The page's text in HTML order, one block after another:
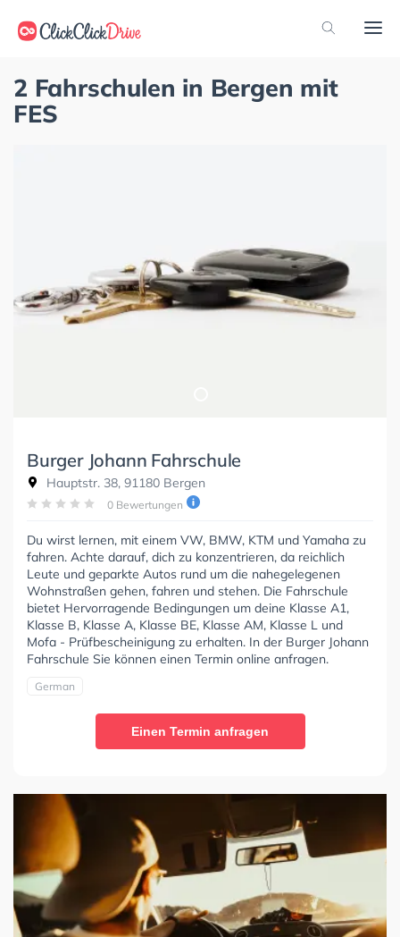
2 Fahrschulen in Bergen mit
FES
Burger Johann Fahrschule
Hauptstr. 38, 91180 Bergen
0 Bewertungen
Du wirst lernen, mit einem VW, BMW, KTM und Yamaha zu
fahren. Achte darauf, dich zu konzentrieren, da reichlich
Leute und geparkte Autos rund um die nahegelegenen
Wohnstraßen gehen, fahren und stehen. Die Fahrschule
bietet Hervorragende Bedingungen um deine Klasse A1,
Klasse B, Klasse A, Klasse BE, Klasse AM, Klasse L und
Mofa - Prüfbescheinigung zu erhalten. In der Burger Johann
Fahrschule Sie können einen Termin online anfragen.
German
Einen Termin anfragen